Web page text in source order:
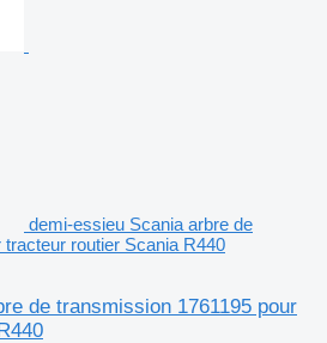
demi-essieu Scania arbre de
routier Scania R440
de transmission 1761195 pour